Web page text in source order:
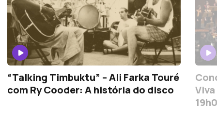
“Talking Timbuktu” – Ali Farka Touré
com Ry Cooder: A história do disco